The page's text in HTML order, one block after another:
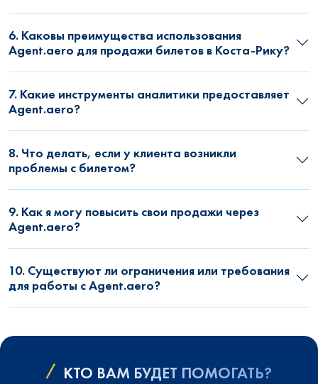
6. Каковы преимущества использования
Agent.aero для продажи билетов в Коста-Рику?
7. Какие инструменты аналитики предоставляет
Agent.aero?
8. Что делать, если у клиента возникли
проблемы с билетом?
9. Как я могу повысить свои продажи через
Agent.aero?
10. Существуют ли ограничения или требования
для работы с Agent.aero?
КТО ВАМ БУДЕТ ПОМОГАТЬ?